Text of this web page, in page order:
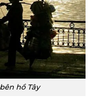
hồ Tây